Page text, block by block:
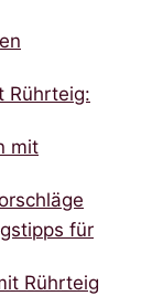
Rührteig:
mit
für
Rührteig